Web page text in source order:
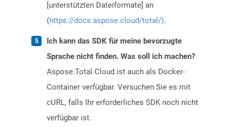
[unterstützten Dateiformate] an
(https://docs.aspose.cloud/total/).
Ich kann das SDK für meine bevorzugte
Sprache nicht finden. Was soll ich machen?
Aspose.Total Cloud ist auch als Docker-
Container verfügbar. Versuchen Sie es mit
cURL, falls Ihr erforderliches SDK noch nicht
verfügbar ist.